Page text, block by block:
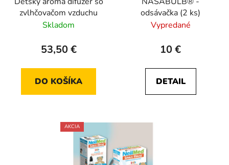
zvlhčovačom vzduchu
Skladom
53,50 €
DO KOŠÍKA
odsávačka (2 ks)
Vypredané
10 €
DETAIL
AKCIA